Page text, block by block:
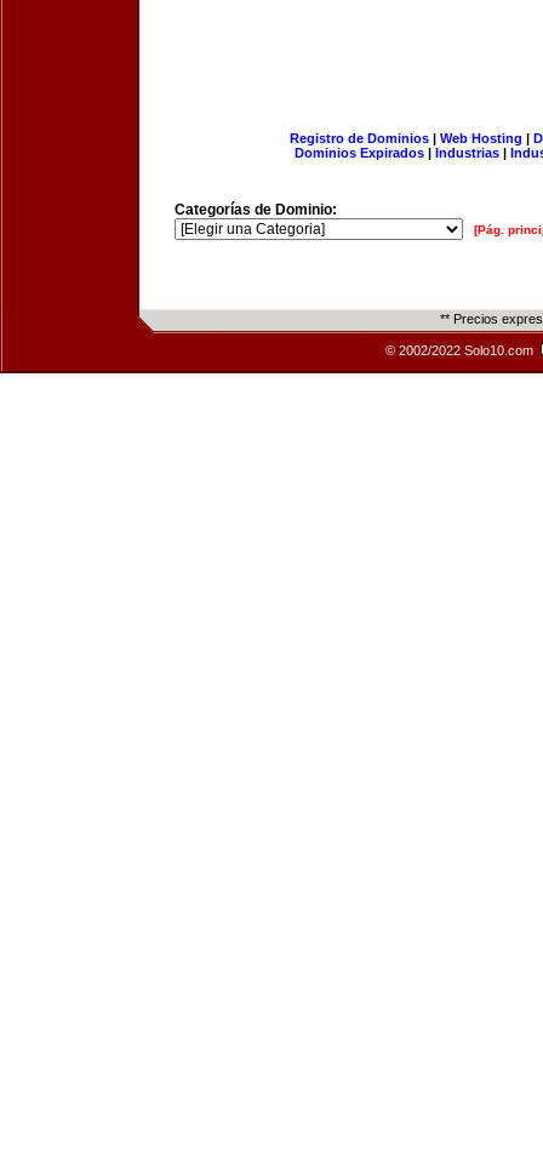
Registro de Dominios| Web Hosting |
Dominios Expirados | Industrias |
Categorías de Dominio:
[Pág.
** Precios
© 2002/2022 Solo10.com